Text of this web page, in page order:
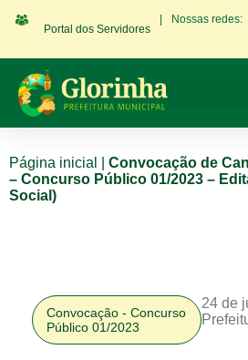
Portal dos Servidores
Nossas redes:
Página inicial
Convocação de
– Concurso Público 01/2023 –
Social)
Convocação - Concurso
Público 01/2023
24 de